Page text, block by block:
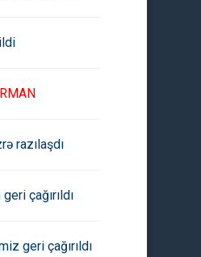
razılaşdı
çağırıldı
geri çağırıldı